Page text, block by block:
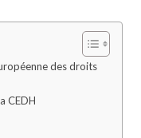
des droits
CEDH